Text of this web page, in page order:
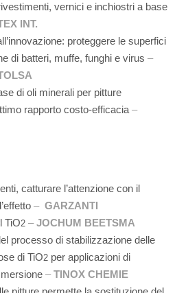
vernici e inchiostri a base
INT.
proteggere le superfici
di batteri, muffe, funghi e virus –
di oli minerali per pitture
rapporto costo-efficacia –
catturare l’attenzione con il
–GARZANTI
TiO2 –JOCHUM BEETSMA
processo di stabilizzazione delle
di TiO2 per applicazioni di
–TINOX CHEMIE